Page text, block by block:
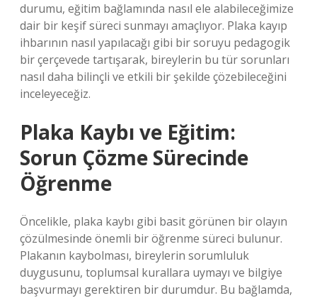
durumu, eğitim bağlamında nasıl ele alabileceğimize
dair bir keşif süreci sunmayı amaçlıyor. Plaka kayıp
ihbarının nasıl yapılacağı gibi bir soruyu pedagogik
bir çerçevede tartışarak, bireylerin bu tür sorunları
nasıl daha bilinçli ve etkili bir şekilde çözebileceğini
inceleyeceğiz.
Plaka Kaybı ve Eğitim:
Sorun Çözme Sürecinde
Öğrenme
Öncelikle, plaka kaybı gibi basit görünen bir olayın
çözülmesinde önemli bir öğrenme süreci bulunur.
Plakanın kaybolması, bireylerin sorumluluk
duygusunu, toplumsal kurallara uymayı ve bilgiye
başvurmayı gerektiren bir durumdur. Bu bağlamda,